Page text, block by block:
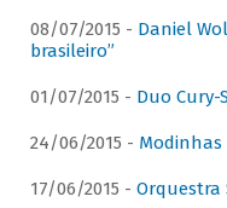
08/07/2015 - Daniel
brasileiro”
01/07/2015 - Duo
24/06/2015 - Modinhas
17/06/2015 - Orquestra